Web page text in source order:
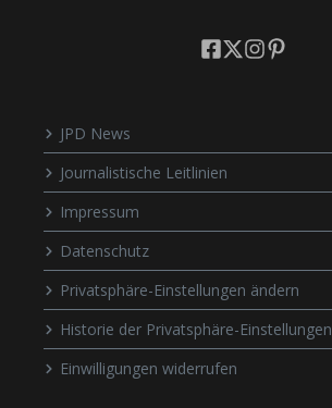
JPD News
Journalistische Leitlinien
Impressum
Datenschutz
Privatsphäre-Einstellungen ändern
Historie der Privatsphäre-Einstellungen
Einwilligungen widerrufen